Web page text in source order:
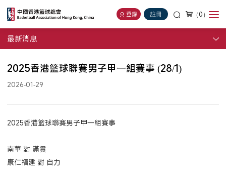
登錄 註冊 （0）
最新消息
2025香港籃球聯賽男子甲一組賽事 (28/1)
2026-01-29
2025香港籃球聯賽男子甲一組賽事
南華 對 滿貫
康仁福建 對 自力